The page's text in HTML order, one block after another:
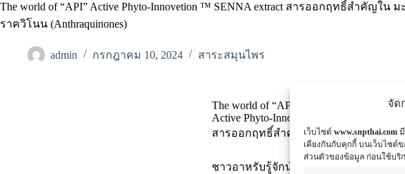
จัด
เว็บไซต์ www.snpthai.com
เคียงกันกับคุกกี้ บนเว็บไซต์
ส่วนตัวของข้อมูล ก่อนใช้บริ
The world of “API” Active Phyto-Innovetion ™ SENNA extract สารออกฤทธิ์สำคัญใ
ราควิโนน (Anthraquinones)
admin กรกฎาคม 10, 2024 สาระสมุนไพร
The world of “API”
Active Phyto-Innovetion ™ SENNA extract
สารออกฤทธิ์สำคัญใน มะขามแขก คือสา
ชาวอาหรับรู้จักนำ มะขามแขก มาใช้เป็